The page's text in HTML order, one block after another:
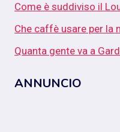
Come è suddiviso il
Che caffè usare per la
Quanta gente va a
ANNUNCIO